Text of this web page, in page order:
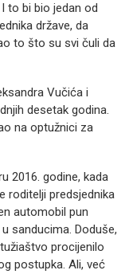
to bi bio jedan od
države, da
to što su svi čuli da
Vučića i
desetak godina.
na optužnici za
2016. godine, kada
roditelji predsjednika
automobil pun
sanducima. Doduše,
procijenilo
postupka. Ali, već